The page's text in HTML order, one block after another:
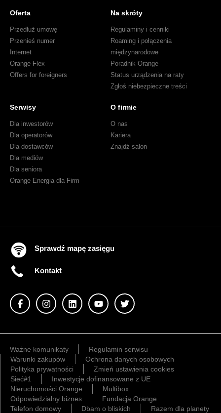
Oferta
Przedłuż umowę
Przenieś numer
Internet
Orange Flex
Offers for foreigners
Na skróty
Regulaminy i cenniki
Roaming i połączenia
międzynarodowe
Poradnik Orange
Status urządzenia na raty
Zgłoś niebezpieczne treści
Serwisy
Dla inwestorów
Dla operatorów
Dla dostawców
Dla mediów
Dla seniora
Orange Energia dla Firm
O firmie
O nas
Kariera
Znajdź salon
Sprawdź mapę zasięgu
Kontakt
Ważne komunikaty
Regulamin serwisu
Warunki zakupów
Ochrona danych osobowych
Polityka prywatności
Zmień ustawienia cookies
Sieć#1
Inwestycje dofinansowane z UE
Nieruchomości Orange
Multibox
Odpowiedzialny biznes
Fundacja Orange
Telefon domowy
Dbam o bliskich Razem dla planety